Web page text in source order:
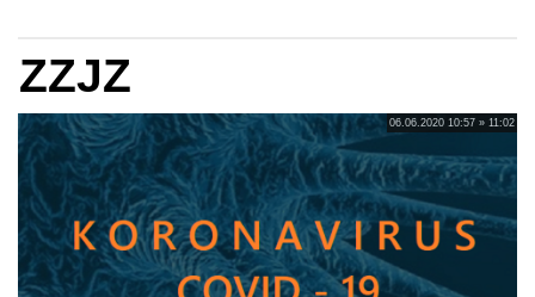
ZZJZ
06.06.2020 10:57 » 11:02